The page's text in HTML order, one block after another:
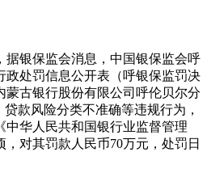
银保监会消息，中国银保监会呼
政处罚信息公开表（呼银保监罚决
蒙古银行股份有限公司呼伦贝尔分
款风险分类不准确等违规行为，
中华人民共和国银行业监督管理
对其罚款人民币70万元，处罚日